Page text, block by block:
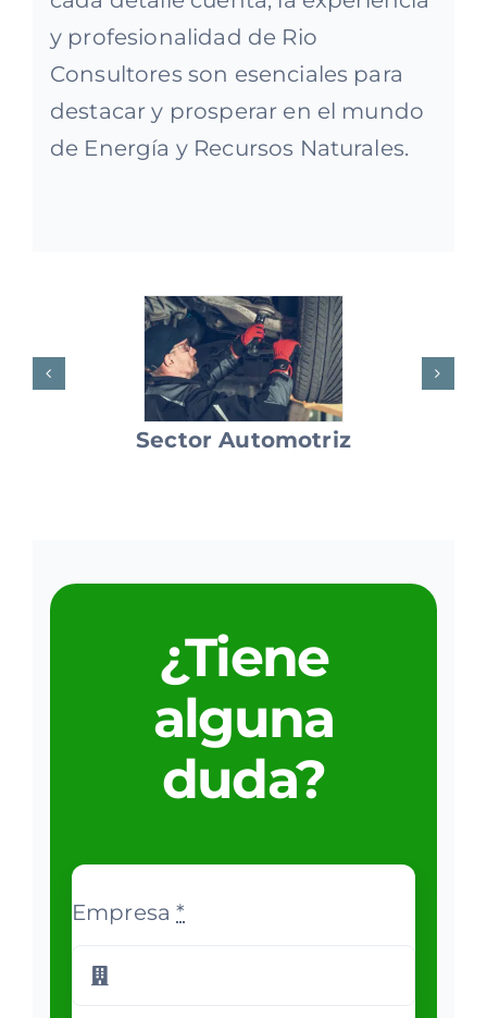
y profesionalidad de Rio
Consultores son esenciales para
destacar y prosperar en el mundo
de Energía y Recursos Naturales.
Sector Automotriz
¿Tiene
alguna
duda?
Empresa*